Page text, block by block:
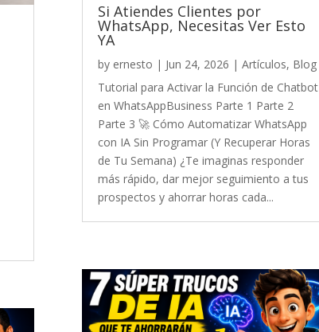
Si Atiendes Clientes por
WhatsApp, Necesitas Ver Esto
YA
by ernesto | Jun 24, 2026 | Artículos, Blog
Tutorial para Activar la Función de Chatbot
en WhatsAppBusiness Parte 1 Parte 2
Parte 3 🚀 Cómo Automatizar WhatsApp
con IA Sin Programar (Y Recuperar Horas
de Tu Semana) ¿Te imaginas responder
más rápido, dar mejor seguimiento a tus
prospectos y ahorrar horas cada...